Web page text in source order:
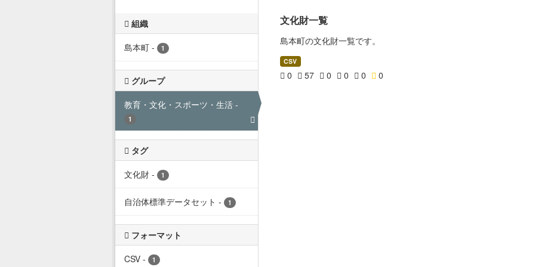
組織
島本町 - 1
グループ
教育・文化・スポーツ・生活 -
1
タグ
文化財 - 1
自治体標準データセット - 1
フォーマット
CSV - 1
文化財一覧
島本町の文化財一覧です。
CSV
0 57 0 0 0 0